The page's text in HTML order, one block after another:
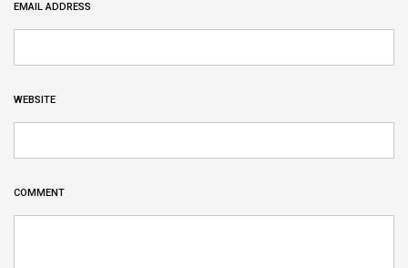
EMAIL ADDRESS
WEBSITE
COMMENT